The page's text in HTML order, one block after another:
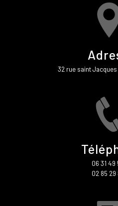
32 rue saint
06 31
02 85 29